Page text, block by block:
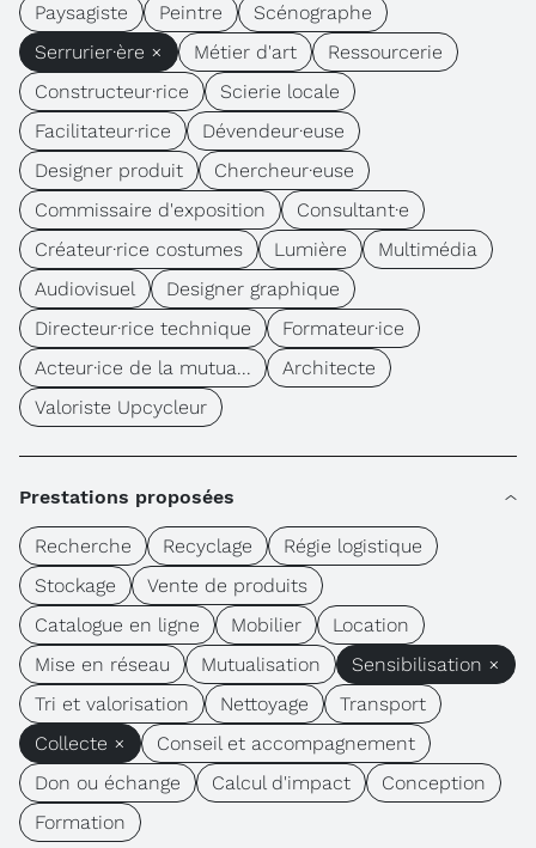
Paysagiste
Peintre
Scénographe
Serrurier·ère ×
Métier d'art
Ressourcerie
Constructeur·rice
Scierie locale
Facilitateur·rice
Dévendeur·euse
Designer produit
Chercheur·euse
Commissaire d'exposition
Consultant·e
Créateur·rice costumes
Lumière
Multimédia
Audiovisuel
Designer graphique
Directeur·rice technique
Formateur·ice
Acteur·ice de la mutua...
Architecte
Valoriste Upcycleur
Prestations proposées
Recherche Recyclage
Régie logistique
Stockage
Vente de produits
Catalogue en ligne
Mobilier
Location
Mise en réseau
Mutualisation
Sensibilisation ×
Tri et valorisation
Nettoyage
Transport
Collecte ×
Conseil et accompagnement
Don ou échange
Calcul d'impact
Conception
Formation